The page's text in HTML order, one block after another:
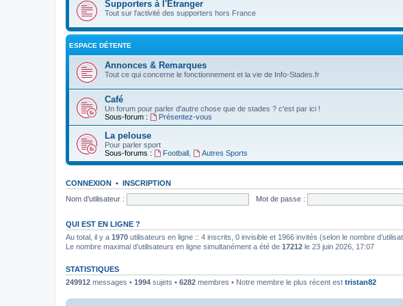
Supporters à l'Etranger
Tout sur l'activité des supporters hors France
ESPACE DÉTENTE
Annonces & Remarques
Tout ce qui concerne le fonctionnement et la vie de Info-Stades.fr
Café
Un forum pour parler d'autre chose que de stades ? c'est par ici !
Sous-forum :
Présentez-vous
La pelouse
Pour parler sport
Sous-forums :
Football, Autres Sports
CONNEXION • INSCRIPTION
Nom d’utilisateur :
Mot de passe :
QUI EST EN LIGNE ?
Au total, il y a 1970 utilisateurs en ligne :: 4 inscrits, 0 invisible et 1966 invités (selon le nombre
Le nombre maximal d’utilisateurs en ligne simultanément a été de 17212 le 23 juin 2026, 17:07
STATISTIQUES
249912 messages • 1994 sujets • 6282 membres • Notre membre le plus récent est tristan82